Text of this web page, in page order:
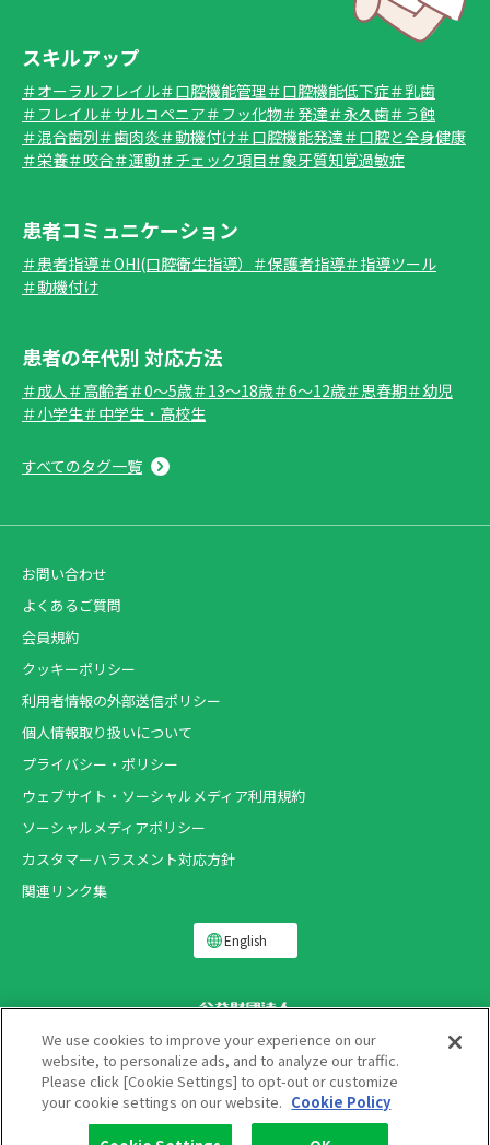
スキルアップ
＃オーラルフレイル＃口腔機能管理＃口腔機能低下症＃乳歯
＃フレイル＃サルコペニア＃フッ化物＃発達＃永久歯＃う蝕
＃混合歯列＃歯肉炎＃動機付け＃口腔機能発達＃口腔と全身健康
＃栄養＃咬合＃運動＃チェック項目＃象牙質知覚過敏症
患者コミュニケーション
＃患者指導＃OHI(口腔衛生指導） ＃保護者指導＃指導ツール
＃動機付け
患者の年代別 対応方法
＃成人＃高齢者＃0～5歳＃13～18歳＃6～12歳＃思春期＃幼児
＃小学生＃中学生・高校生
すべてのタグ一覧
お問い合わせ
よくあるご質問
会員規約
クッキーポリシー
利用者情報の外部送信ポリシー
個人情報取り扱いについて
プライバシー・ポリシー
ウェブサイト・ソーシャルメディア利用規約
ソーシャルメディアポリシー
カスタマーハラスメント対応方針
関連リンク集
English
Copyright ®
THE LION FOUNDATION FOR DENTAL HEALTH.
We use cookies to improve your experience on our
website, to personalize ads, and to analyze our traffic.
Please click [Cookie Settings] to opt-out or customize
your cookie settings on our website. Cookie Policy